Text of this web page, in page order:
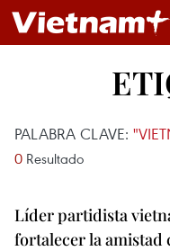
PALABRA CLAVE:
0 Resultado
Líder partidista
fortalecer la amistad